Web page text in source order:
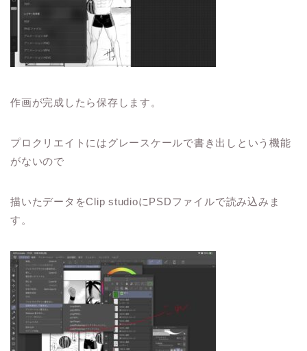
作画が完成したら保存します。
プロクリエイトにはグレースケールで書き出しという機能
がないので
描いたデータをClip studioにPSDファイルで読み込みま
す。